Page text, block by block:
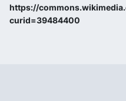
https://
curid=39484400